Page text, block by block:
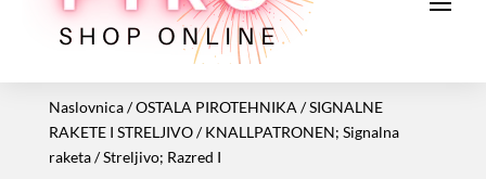
Naslovnica/OSTALA PIROTEHNIKA /SIGNALNE
RAKETE I STRELJIVO/ KNALLPATRONEN; Signalna
raketa / Streljivo; Razred I